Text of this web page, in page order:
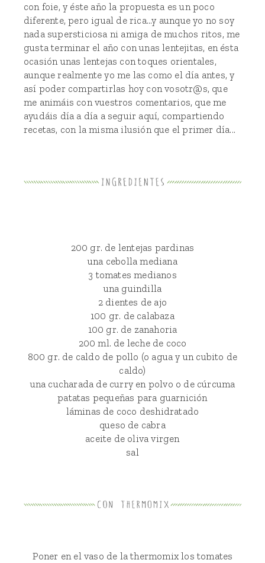
con foie, y éste año la propuesta es un poco
diferente, pero igual de rica...y aunque yo no soy
nada supersticiosa ni amiga de muchos ritos, me
gusta terminar el año con unas lentejitas, en ésta
ocasión unas lentejas con toques orientales,
aunque realmente yo me las como el día antes, y
así poder compartirlas hoy con vosotr@s, que
me animáis con vuestros comentarios, que me
ayudáis día a día a seguir aquí, compartiendo
recetas, con la misma ilusión que el primer día...
200 gr. de lentejas pardinas
una cebolla mediana
3 tomates medianos
una guindilla
2 dientes de ajo
100 gr. de calabaza
100 gr. de zanahoria
200 ml. de leche de coco
800 gr. de caldo de pollo (o agua y un cubito de
caldo)
una cucharada de curry en polvo o de cúrcuma
patatas pequeñas para guarnición
láminas de coco deshidratado
queso de cabra
aceite de oliva virgen
sal
Poner en el vaso de la thermomix los tomates